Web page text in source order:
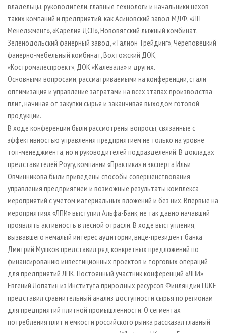
владельцы, руководители, главные технологи и начальники цехов
таких компаний и предприятий, как Асиновский завод МДФ, «ЛП
Менеджмент», «Карелия ДСП», Нововятский лыжный комбинат,
Зеленодольский фанерный завод, «Талион Трейдинг», Череповецкий
фанерно-мебельный комбинат, Вохтожский ДОК,
«Костромалеспроект», ДОК «Калевала» и других.
Основными вопросами, рассматриваемыми на конференции, стали
оптимизация и управление затратами на всех этапах производства
плит, начиная от закупки сырья и заканчивая выходом готовой
продукции.
В ходе конференции были рассмотрены вопросы, связанные с
эффективностью управления предприятием не только на уровне
топ-менеджмента, но и руководителей подразделений. В докладах
представителей Poyry, компании «Практика» и эксперта Ильи
Овчинникова были приведены способы совершенствования
управления предприятием и возможные результаты комплекса
мероприятий с учетом материальных вложений и без них. Впервые на
мероприятиях «ЛПИ» выступил Альфа-Банк, не так давно начавший
проявлять активность в лесной отрасли. В ходе выступления,
вызвавшего немалый интерес аудитории, вице-президент банка
Дмитрий Мушков представил ряд конкретных предложений по
финансированию инвестиционных проектов и торговых операций
для предприятий ЛПК. Постоянный участник конференций «ЛПИ»
Евгений Лопатин из Института природных ресурсов Финляндии LUKE
представил сравнительный анализ доступности сырья по регионам
для предприятий плитной промышленности. О сегментах
потребления плит и емкости российского рынка рассказал главный